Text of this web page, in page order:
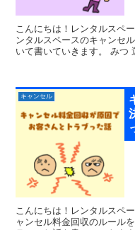
こんにちは！レンタルスペ
ンタルスペースのキャンセ
いて書いていきます。 みつ
キャンセル
こんにちは！レンタルスペ
ャンセル料金回収のルール